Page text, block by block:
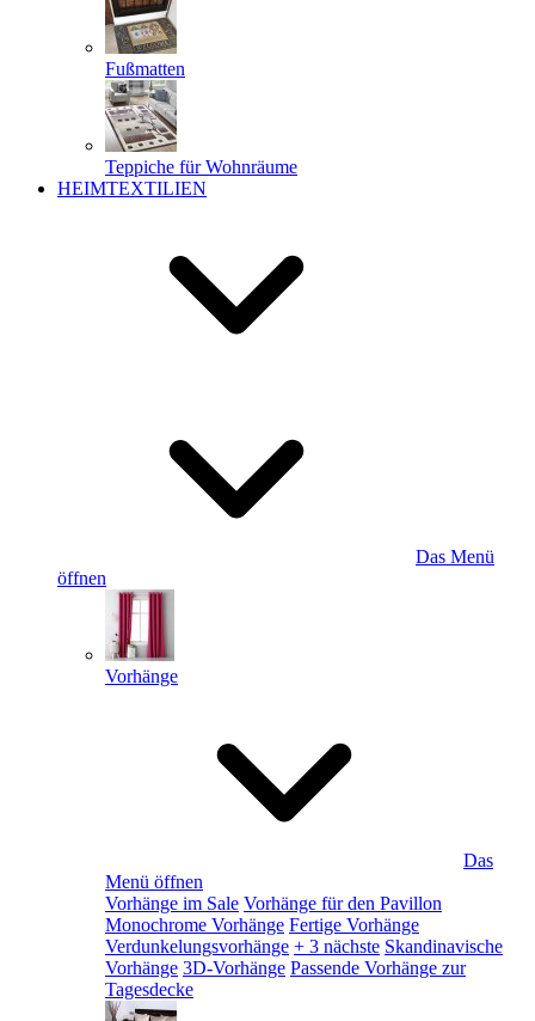
Fußmatten
Teppiche für Wohnräume
HEIMTEXTILIEN
Das Menü
öffnen
Vorhänge
Das
Menü öffnen
Vorhänge im Sale Vorhänge für den Pavillon
Monochrome Vorhänge Fertige Vorhänge
Verdunkelungsvorhänge + 3 nächste Skandinavische
Vorhänge 3D-Vorhänge Passende Vorhänge zur
Tagesdecke